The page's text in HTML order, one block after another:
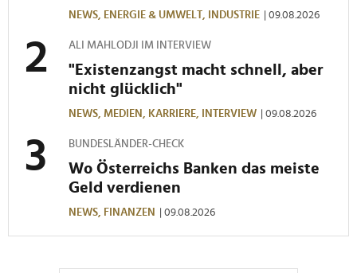
NEWS, ENERGIE & UMWELT, INDUSTRIE | 09.08.2026
ALI MAHLODJI IM INTERVIEW
"Existenzangst macht schnell, aber
nicht glücklich"
NEWS, MEDIEN, KARRIERE, INTERVIEW | 09.08.2026
BUNDESLÄNDER-CHECK
Wo Österreichs Banken das meiste
Geld verdienen
NEWS, FINANZEN | 09.08.2026